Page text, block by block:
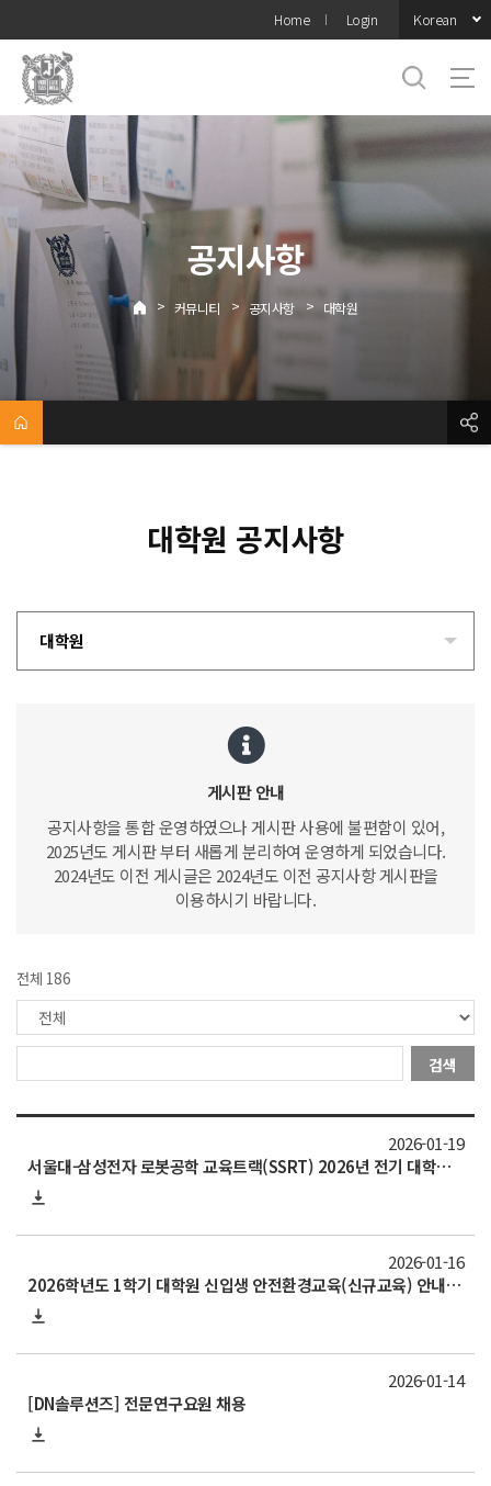
메뉴
Home Login Korean
공지사항
> 커뮤니티 > 공지사항 > 대학원
대학원 공지사항
대학원
게시판 안내
공지사항을 통합 운영하였으나 게시판 사용에 불편함이 있어,
2025년도 게시판 부터 새롭게 분리하여 운영하게 되었습니다.
2024년도 이전 게시글은 2024년도 이전 공지사항 게시판을
이용하시기 바랍니다.
전체 186
검색
서울대-삼성전자 로봇공학 교육트랙(SSRT) 2026년 전기 대학원 석사과정 트랙학생 모집(지원 ~2/18)
2026-01-19
2026학년도 1학기 대학원 신입생 안전환경교육(신규교육) 안내(신청 1/21~2/2)
2026-01-16
[DN솔루션즈] 전문연구요원 채용
2026-01-14